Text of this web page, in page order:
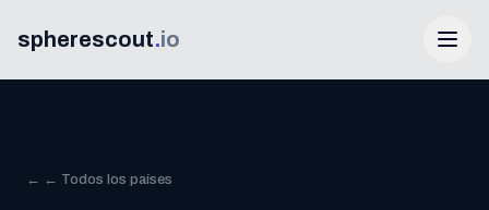
spherescout.io
← ← Todos los países